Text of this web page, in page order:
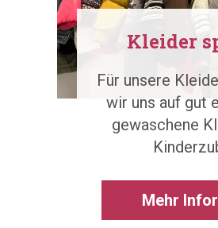
Kleider
Für unsere
wir uns auf gut
gewaschene
Mehr